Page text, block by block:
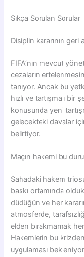
Sıkça Sorulan Sorular
Disiplin kararının geri
FIFA’nın mevcut
cezaların
tanıyor. Ancak bu
hızlı ve tartışmalı bir
konusunda yeni
gelecekteki davalar
belirtiyor.
Maçın hakemi bu
Sahadaki hakem
baskı ortamında
düdüğün ve her
atmosferde,
elden bırakmamak
Hakemlerin bu
uygulaması